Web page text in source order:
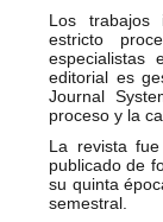
Los trabajos
estricto
especialistas
editorial es
Journal
proceso y la
La revista
publicado de
su quinta
semestral.